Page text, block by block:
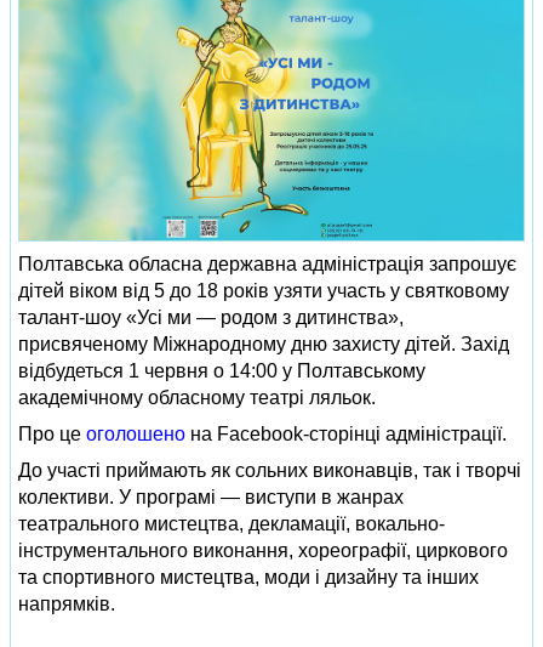
Полтавська обласна державна адміністрація запрошує
дітей віком від 5 до 18 років узяти участь у святковому
талант-шоу «Усі ми — родом з дитинства»,
присвяченому Міжнародному дню захисту дітей. Захід
відбудеться 1 червня о 14:00 у Полтавському
академічному обласному театрі ляльок.
Про це оголошено на Facebook-сторінці адміністрації.
До участі приймають як сольних виконавців, так і творчі
колективи. У програмі — виступи в жанрах
театрального мистецтва, декламації, вокально-
інструментального виконання, хореографії, циркового
та спортивного мистецтва, моди і дизайну та інших
напрямків.